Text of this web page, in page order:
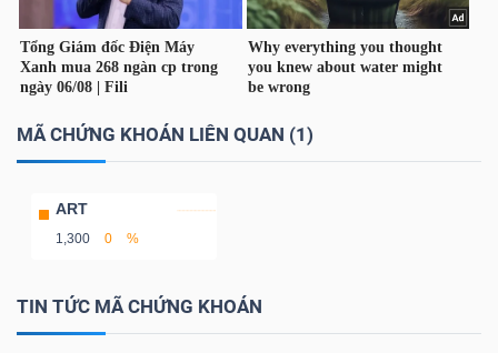
MÃ CHỨNG KHOÁN LIÊN QUAN (1)
ART
1,300 0 %
TIN TỨC MÃ CHỨNG KHOÁN
TIÊU
THIẾT
YẾU